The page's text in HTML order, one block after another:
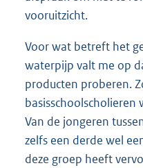
vooruitzicht.
Voor wat betreft het
waterpijp valt me op
producten proberen.
basisschoolscholieren
Van de jongeren
zelfs een derde wel
deze groep heeft